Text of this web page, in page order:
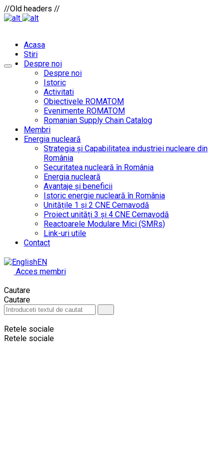
//Old headers //
Acasa
Stiri
Despre noi
Despre noi
Istoric
Activitati
Obiectivele ROMATOM
Evenimente ROMATOM
Romanian Supply Chain Catalog
Membri
Energia nucleară
Strategia și Capabilitatea industriei nucleare din
România
Securitatea nucleară în România
Energia nucleară
Avantaje și beneficii
Istoric energie nucleară în România
Unitățile 1 și 2 CNE Cernavodă
Proiect unități 3 și 4 CNE Cernavodă
Reactoarele Modulare Mici (SMRs)
Link-uri utile
Contact
EN
Acces membri
Cautare
Cautare
Retele sociale
Retele sociale